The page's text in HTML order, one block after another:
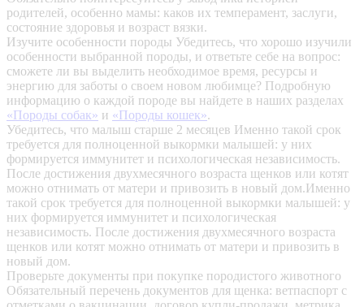
родителей, особенно мамы: каков их темперамент, заслуги,
состояние здоровья и возраст вязки.
Изучите особенности породы Убедитесь, что хорошо изучили
особенности выбранной породы, и ответьте себе на вопрос:
сможете ли вы выделить необходимое время, ресурсы и
энергию для заботы о своем новом любимце? Подробную
информацию о каждой породе вы найдете в наших разделах
«Породы собак» и «Породы кошек».
Убедитесь, что малыш старше 2 месяцев Именно такой срок
требуется для полноценной выкормки малышей: у них
формируется иммунитет и психологическая независимость.
После достижения двухмесячного возраста щенков или котят
можно отнимать от матери и привозить в новый дом.Именно
такой срок требуется для полноценной выкормки малышей: у
них формируется иммунитет и психологическая
независимость. После достижения двухмесячного возраста
щенков или котят можно отнимать от матери и привозить в
новый дом.
Проверьте документы при покупке породистого животного
Обязательный перечень документов для щенка: ветпаспорт с